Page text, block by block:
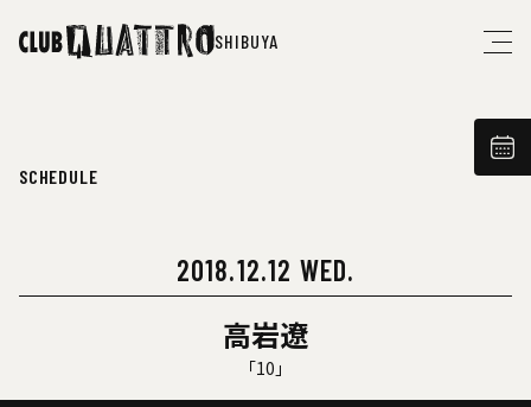
SHIBUYA
SCHEDULE
2018.12.12 WED.
高岩遼
「10」